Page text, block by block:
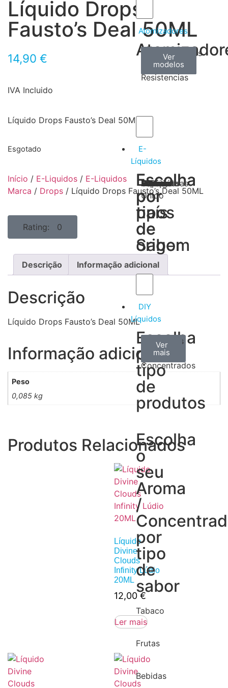
Atomizadores
Claromizadores
Ver
modelos
Reconstruíveis
Ver
modelos
Resistencias
Ver
modelos
E-
Líquidos
Escolha
por
tipos
de
Sabor
Tabaco
Frutas
Bebidas
Frescos
Sobremesas
Escolha
por
país
de
origem
Portugal
Alemanha
USA
Reino
Unido
Canadá
França
Malásia
Filipinas
Espanha
Polónia
Grécia
DIY
Líquidos
Escolha
por
tipo
de
produtos
Aromas
Concentrados
Ver
todos
Bases
Ver
mais
Accesorios
Ver
mais
Escolha
o
seu
Aroma
/
por
tipo
de
sabor
Tabaco
Frutas
Bebidas
Líquido Drops
Fausto’s Deal 50ML
14,90 €
IVA Incluido
Líquido Drops Fausto’s Deal 50ML
Esgotado
Início / E-Liquidos / E-Liquidos
Marca / Drops / Líquido Drops Fausto’s Deal 50ML
Rating: 0
Descrição Informação adicional
Descrição
Líquido Drops Fausto’s Deal 50ML
Informação adicional
Peso
0,085 kg
Produtos Relacionados
Líquido
Divine
Clouds
Infinity Lúdio
20ML
12,00€
Ler mais